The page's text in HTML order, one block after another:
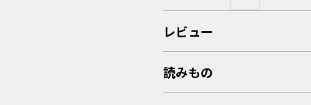
レビュー
読みもの